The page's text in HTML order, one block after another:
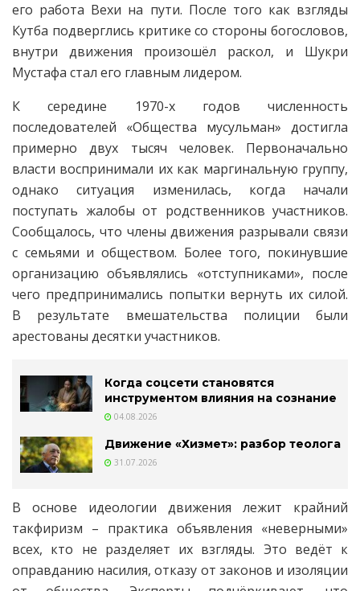
его работа Вехи на пути. После того как взгляды
Кутба подверглись критике со стороны богословов,
внутри движения произошёл раскол, и Шукри
Мустафа стал его главным лидером.
К середине 1970-х годов численность
последователей «Общества мусульман» достигла
примерно двух тысяч человек. Первоначально
власти воспринимали их как маргинальную группу,
однако ситуация изменилась, когда начали
поступать жалобы от родственников участников.
Сообщалось, что члены движения разрывали связи
с семьями и обществом. Более того, покинувшие
организацию объявлялись «отступниками», после
чего предпринимались попытки вернуть их силой.
В результате вмешательства полиции были
арестованы десятки участников.
Когда соцсети становятся
инструментом влияния на сознание
04.08.2026
Движение «Хизмет»: разбор теолога
31.07.2026
В основе идеологии движения лежит крайний
такфиризм – практика объявления «неверными»
всех, кто не разделяет их взгляды. Это ведёт к
оправданию насилия, отказу от законов и изоляции